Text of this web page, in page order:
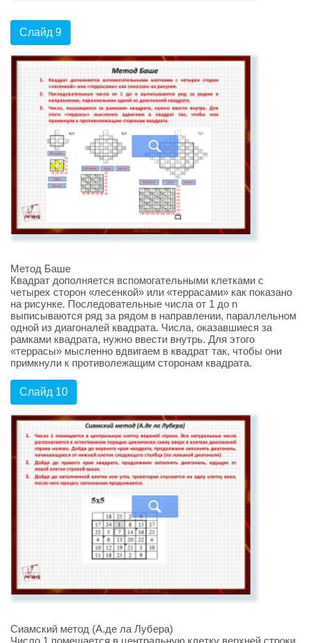
Слайд 9
Метод Баше
Квадрат дополняется вспомогательными клетками с
четырех сторон «лесенкой» или «террасами» как показано
на рисунке. Последовательные числа от 1 до n
выписываются ряд за рядом в направлении, параллельном
одной из диагоналей квадрата. Числа, оказавшиеся за
рамками квадрата, нужно ввести внутрь. Для этого
«террасы» мысленно вдвигаем в квадрат так, чтобы они
примкнули к противолежащим сторонам квадрата.
Слайд 10
Сиамский метод (А.де ла Лубера)